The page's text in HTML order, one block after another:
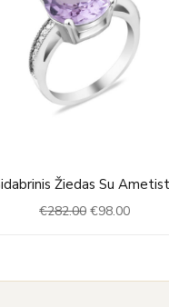
Žiedas Su
€282.00
price
was:
€98.00
price
is: